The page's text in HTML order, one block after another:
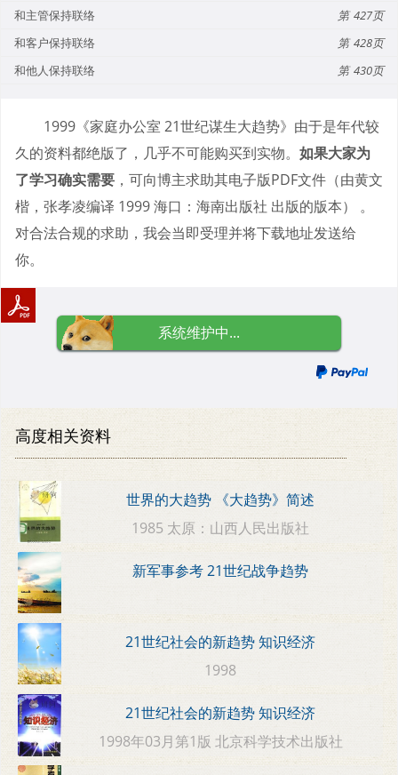
和主管保持联络
427
和客户保持联络
428
和他人保持联络
430
1999《家庭办公室 21世纪谋生大趋势》由于是年代较
久的资料都绝版了，几乎不可能购买到实物。 如果大家为
了学习确实需要 ，可向博主求助其电子版PDF文件（由黄文
楷，张孝凌编译 1999 海口：海南出版社 出版的版本） 。
对合法合规的求助，我会当即受理并将下载地址发送给
你。
系统维护中...
高度相关资料
世界的大趋势 《大趋势》简述
1985 太原：山西人民出版社
新军事参考 21世纪战争趋势
21世纪社会的新趋势 知识经济
1998
21世纪社会的新趋势 知识经济
1998年03月第1版 北京科学技术出版社